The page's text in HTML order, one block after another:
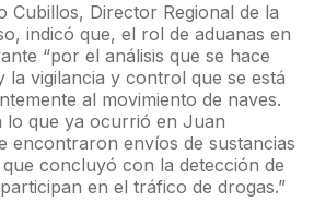
Cubillos, Director Regional de la
indicó que, el rol de aduanas en
“por el análisis que se hace
la vigilancia y control que se está
al movimiento de naves.
lo que ya ocurrió en Juan
encontraron envíos de sustancias
concluyó con la detección de
en el tráfico de drogas.”